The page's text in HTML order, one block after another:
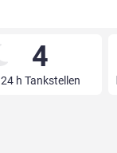
4
24 h Tankstellen